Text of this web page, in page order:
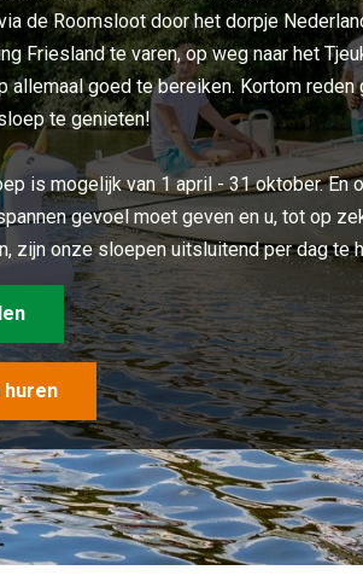
de Roomsloot door het dorpje
Friesland te varen, op weg naar het
allemaal goed te bereiken. Kortom reden
te genieten!
is mogelijk van 1 april - 31 oktober. En
gevoel moet geven en u, tot op
zijn onze sloepen uitsluitend per dag te
huren